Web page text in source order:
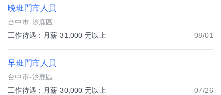
晚班門市人員
台中市-沙鹿區
工作待遇：月薪 31,000 元以上
08/01
早班門市人員
台中市-沙鹿區
工作待遇：月薪 30,000 元以上
07/26